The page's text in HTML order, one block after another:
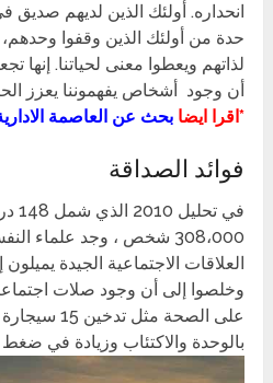
انحداره. أولئك الذين لديهم صديق
حدة من أولئك الذين وقفوا وحدهم،
لذاتهم ويعطوا معنى لحياتنا. إنها
أن وجود أشخاص يفهموننا يعزز
*اقرا ايضابحث عن العاصمة
فوائد الصداقة
في
308،000 شخص ، وجد
العلاقات الاجتماعية الجيدة
وخلصوا إلى أن وجود صلات
على الصحة
بالوحدة والاكتئاب وزيادة في ضغط